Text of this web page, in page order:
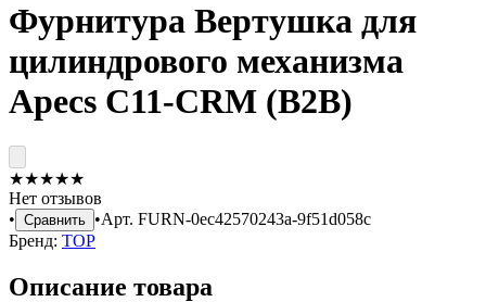
Фурнитура Вертушка для
цилиндрового механизма
Apecs C11-CRM (B2B)
★★★★★
Нет отзывов
• Сравнить •Арт. FURN-0ec42570243a-9f51d058c
Бренд: ТОР
Описание товара